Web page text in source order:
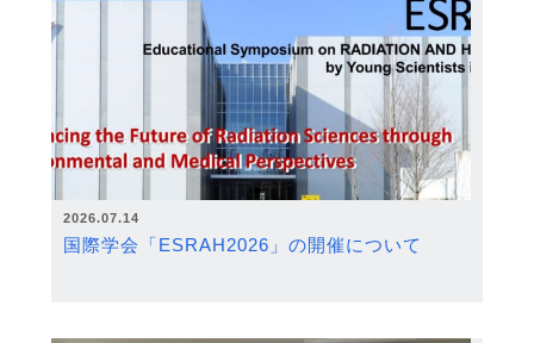
2026.07.14
国際学会「ESRAH2026」の開催について